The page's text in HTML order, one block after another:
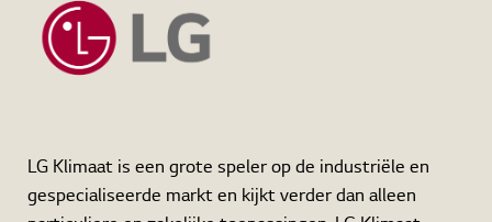
LG Klimaat is een grote speler op de industriële en
gespecialiseerde markt en kijkt verder dan alleen